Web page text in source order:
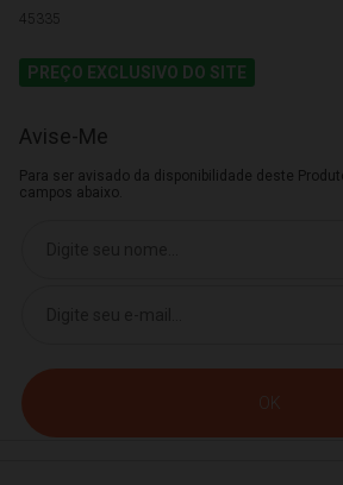
45335
PREÇO EXCLUSIVO DO SITE
Avise-Me
Para ser avisado da disponibilidade deste
campos abaixo.